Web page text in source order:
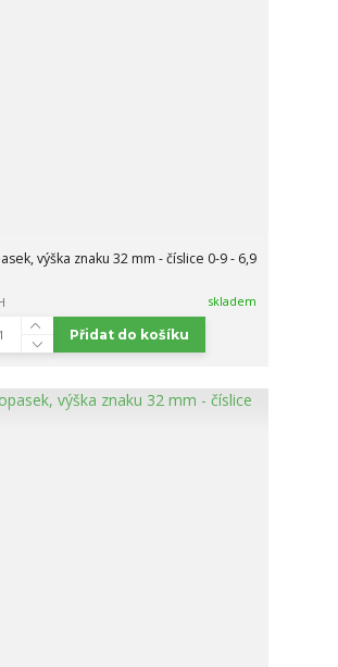
výška znaku 32 mm - číslice 0-9 - 6,9
skladem
Přidat do košíku